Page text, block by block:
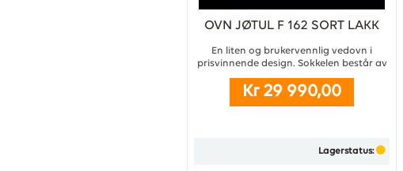
OVN JØTUL F 162 SORT LAKK
En liten og brukervennlig vedovn i
prisvinnende design. Sokkelen består av
tre stødige ben, som gir vedovnen et
stramt og luftig uttrykk. Perfekt egnet
for små rom og leiligheter. ...
Kr 29 990,00
Lagerstatus: